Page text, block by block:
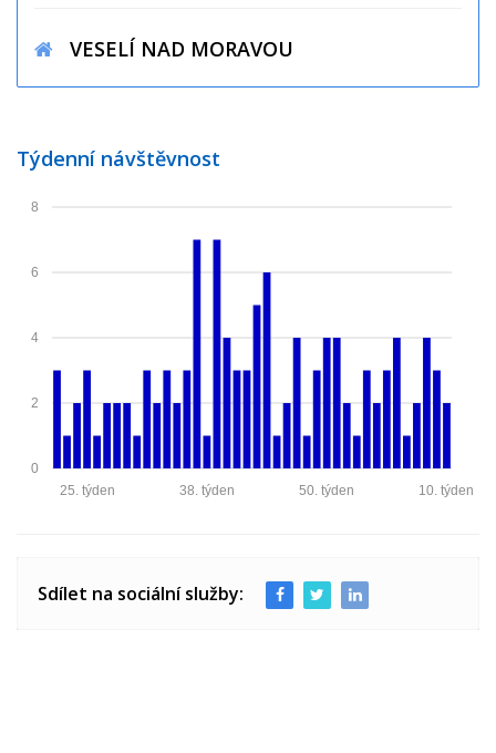
VESELÍ NAD MORAVOU
Týdenní návštěvnost
0
2
4
6
8
10. týden
50. týden
38. týden
25. týden
Sdílet na sociální služby: